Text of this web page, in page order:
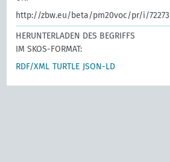
http://zbw.eu/beta/pm20voc/pr/i/72273
HERUNTERLADEN DES BEGRIFFS
IM SKOS-FORMAT:
RDF/XML TURTLE JSON-LD